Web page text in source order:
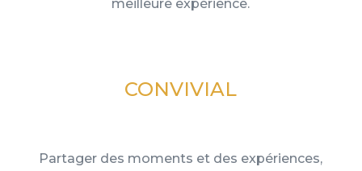
meilleure expérience.
CONVIVIAL
Partager des moments et des expériences,